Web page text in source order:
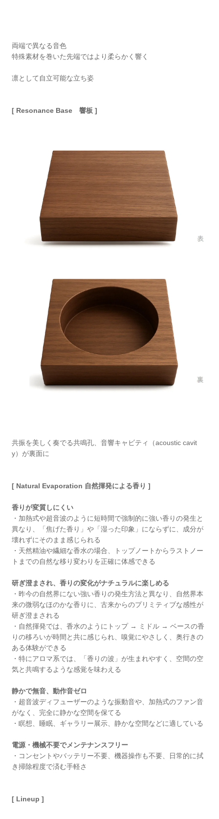
両端で異なる⾳⾊
特殊素材を巻いた先端ではより柔らかく響く
凛として⾃⽴可能な⽴ち姿
[ Resonance Base 響板 ]
共振を美しく奏でる共鳴孔、⾳響キャビティ（acoustic cavit
y）が裏⾯に
[ Natural Evaporation ⾃然揮発による⾹り ]
⾹りが変質しにくい
・加熱式や超⾳波のように短時間で強制的に強い⾹りの発⽣と
異なり、「焦げた⾹り」や「湿った印象」にならずに、成分が
壊れずにそのまま感じられる
・天然精油や繊細な⾹⽔の場合、トップノートからラストノー
トまでの⾃然な移り変わりを正確に体感できる
研ぎ澄まされ、⾹りの変化がナチュラルに楽しめる
・昨今の⾃然界にない強い⾹りの発⽣⽅法と異なり、⾃然界本
来の微弱なほのかな⾹りに、古来からのプリミティブな感性が
研ぎ澄まされる
・⾃然揮発では、⾹⽔のようにトップ → ミドル → ベースの⾹
りの移ろいが時間と共に感じられ、嗅覚にやさしく、奥⾏きの
ある体験ができる
・特にアロマ系では、「⾹りの波」が⽣まれやすく、空間の空
気と共鳴するような感覚を味わえる
静かで無⾳、動作⾳ゼロ
・超⾳波ディフューザーのような振動⾳や、加熱式のファン⾳
がなく、完全に静かな空間を保てる
・瞑想、睡眠、ギャラリー展⽰、静かな空間などに適している
電源・機械不要でメンテナンスフリー
・コンセントやバッテリー不要、機器操作も不要、⽇常的に拭
き掃除程度で済む⼿軽さ
[ Lineup ]